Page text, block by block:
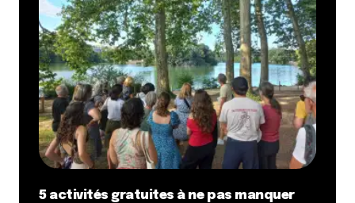
5 activités gratuites à ne pas manquer